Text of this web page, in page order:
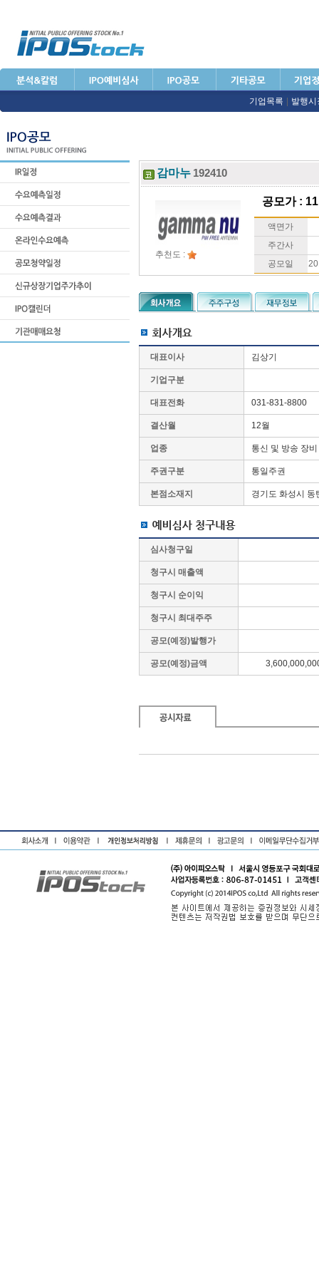
기업목록 발행
감마누 192410
추천도 :
공모가 :
액면가
주간사
공모일
대표이사 김상기
기업구분
대표전화 031-831-8800
결산월 12월
업종 통신 및 방송 장
주권구분 통일주권
본점소재지 경기도 화성시
심사청구일
청구시 매출액
청구시 순이익
청구시 최대주주
공모(예정)발행가
공모(예정)금액